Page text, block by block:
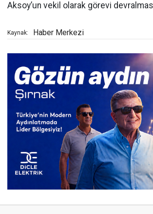
Aksoy’un vekil olarak görevi
Kaynak: Haber Merkezi